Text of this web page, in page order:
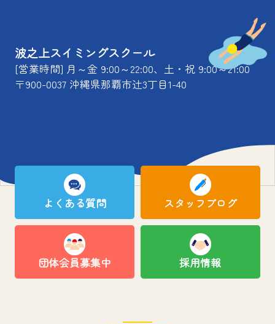
波之上スイミングスクール
[営業時間] 月～金 9:00～22:00、土・祝 9:00～21:00
〒900-0037 沖縄県那覇市辻3丁目1-40
よくある質問 スタッフブログ
団体会員募集中 採用情報